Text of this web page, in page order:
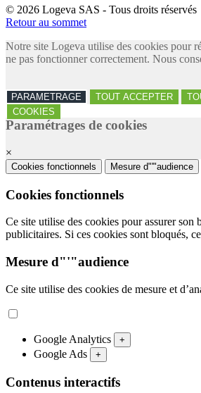
© 2026 Logeva SAS - Tous droits réservés
Retour au sommet
Notre site Logeva utilise des cookies pour
ne pas fonctionner correctement. Nous
PARAMETRAGE TOUT ACCEPTER
COOKIES
Paramétrages de cookies
×
Cookies fonctionnels Mesure d"'"audience
Cookies fonctionnels
Ce site utilise des cookies pour assurer son
publicitaires. Si ces cookies sont bloqués,
Mesure d"'"audience
Ce site utilise des cookies de mesure et
Google Analytics +
Google Ads +
Contenus interactifs